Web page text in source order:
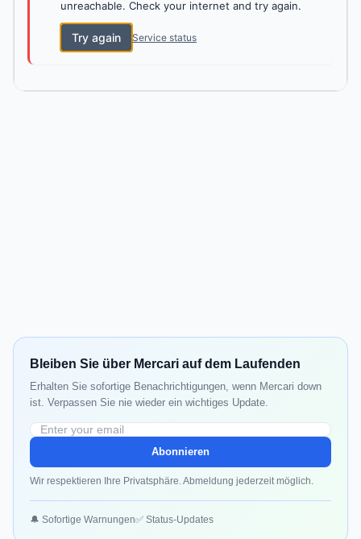
unreachable. Check your internet and try again.
Try again Service status
Bleiben Sie über Mercari auf dem Laufenden
Erhalten Sie sofortige Benachrichtigungen, wenn Mercari down
ist. Verpassen Sie nie wieder ein wichtiges Update.
Abonnieren
Wir respektieren Ihre Privatsphäre. Abmeldung jederzeit möglich.
🔔 Sofortige Warnungen✅ Status-Updates